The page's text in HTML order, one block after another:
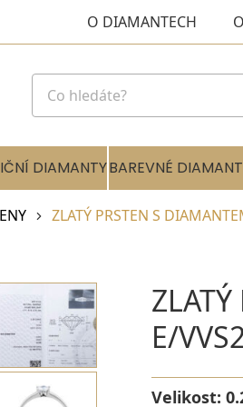
O DIAMANTECH
DIAMANTYBAREVNÉ
ZLATÝ PRSTEN S
E/
Velikost: